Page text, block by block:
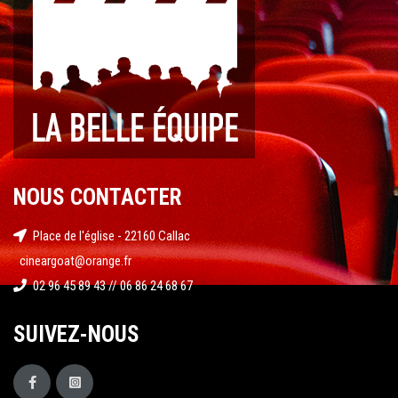
NOUS CONTACTER
Place de l'église - 22160 Callac
cineargoat@orange.fr
02 96 45 89 43 // 06 86 24 68 67
SUIVEZ-NOUS